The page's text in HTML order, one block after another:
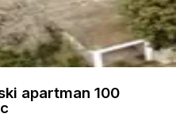
apartman 100